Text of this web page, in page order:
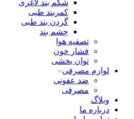
شکم بند لاغری
کمربند طبی
گردن بند طبی
چشم بند
تصفیه هوا
فشار خون
توان بخشی
لوازم مصرفی
ضد عفونی
مصرفی
وبلاگ
درباره ما